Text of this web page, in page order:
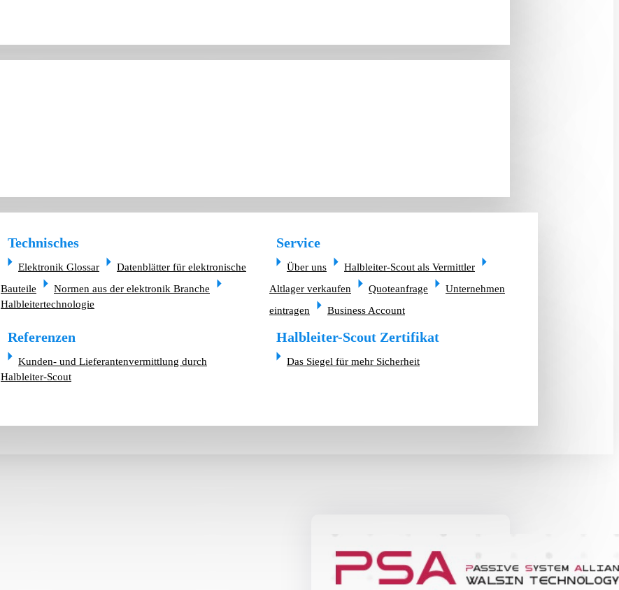
Technisches
Elektronik Glossar
Datenblätter für elektronische
Bauteile
Normen aus der elektronik Branche
Halbleitertechnologie
Service
Über uns
Halbleiter-Scout als Vermittler
Altlager verkaufen
Quoteanfrage
Unternehmen
eintragen
Business Account
Referenzen
Kunden- und Lieferantenvermittlung durch
Halbleiter-Scout
Halbleiter-Scout Zertifikat
Das Siegel für mehr Sicherheit